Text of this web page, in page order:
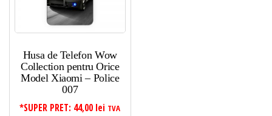
Husa de Telefon Wow
Collection pentru Orice
Model Xiaomi – Police
007
*SUPER PRET: 44,00 lei TVA